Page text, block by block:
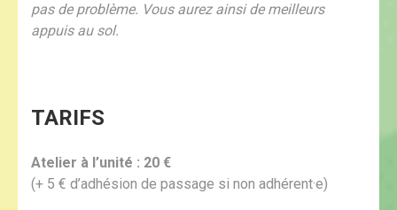
pas de problème. Vous aurez ainsi de meilleurs
appuis au sol.
TARIFS
Atelier à l’unité : 20 €
(+ 5 € d’adhésion de passage si non adhérent·e)